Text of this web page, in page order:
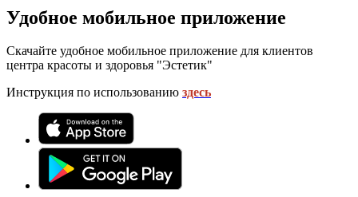
Удобное мобильное приложение
Скачайте удобное мобильное приложение для клиентов
центра красоты и здоровья "Эстетик"
Инструкция по использованию здесь